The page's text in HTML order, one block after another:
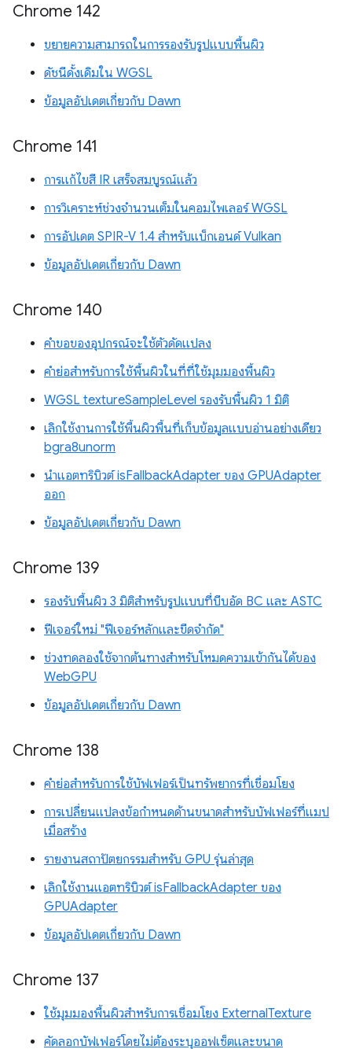
Chrome 142
ขยายความสามารถในการรองรับรูปแบบพื้นผิว
ดัชนีดั้งเดิมใน WGSL
ข้อมูลอัปเดตเกี่ยวกับ Dawn
Chrome 141
การแก้ไขสี IR เสร็จสมบูรณ์แล้ว
การวิเคราะห์ช่วงจำนวนเต็มในคอมไพเลอร์ WGSL
การอัปเดต SPIR-V 1.4 สำหรับแบ็กเอนด์ Vulkan
ข้อมูลอัปเดตเกี่ยวกับ Dawn
Chrome 140
คำขอของอุปกรณ์จะใช้ตัวดัดแปลง
คำย่อสำหรับการใช้พื้นผิวในที่ที่ใช้มุมมองพื้นผิว
WGSL textureSampleLevel รองรับพื้นผิว 1 มิติ
เลิกใช้งานการใช้พื้นผิวพื้นที่เก็บข้อมูลแบบอ่านอย่างเดียว
bgra8unorm
นำแอตทริบิวต์ isFallbackAdapter ของ GPUAdapter
ออก
ข้อมูลอัปเดตเกี่ยวกับ Dawn
Chrome 139
รองรับพื้นผิว 3 มิติสำหรับรูปแบบที่บีบอัด BC และ ASTC
ฟีเจอร์ใหม่ "ฟีเจอร์หลักและขีดจำกัด"
ช่วงทดลองใช้จากต้นทางสำหรับโหมดความเข้ากันได้ของ
WebGPU
ข้อมูลอัปเดตเกี่ยวกับ Dawn
Chrome 138
คำย่อสำหรับการใช้บัฟเฟอร์เป็นทรัพยากรที่เชื่อมโยง
การเปลี่ยนแปลงข้อกำหนดด้านขนาดสำหรับบัฟเฟอร์ที่แมป
เมื่อสร้าง
รายงานสถาปัตยกรรมสำหรับ GPU รุ่นล่าสุด
เลิกใช้งานแอตทริบิวต์ isFallbackAdapter ของ
GPUAdapter
ข้อมูลอัปเดตเกี่ยวกับ Dawn
Chrome 137
ใช้มุมมองพื้นผิวสำหรับการเชื่อมโยง ExternalTexture
คัดลอกบัฟเฟอร์โดยไม่ต้องระบุออฟเซ็ตและขนาด